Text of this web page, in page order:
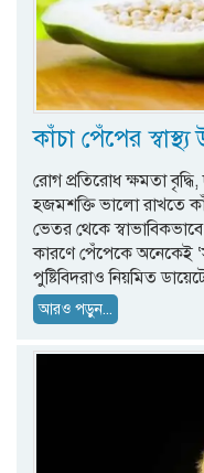
কাঁচা পেঁপের
রোগ প্রতিরোধ ক্ষমতা
হজমশক্তি ভালো রাখতে
ভেতর থেকে
কারণে পেঁপেকে অনেকেই
পুষ্টিবিদরাও নিয়মিত
আরও পড়ুন...